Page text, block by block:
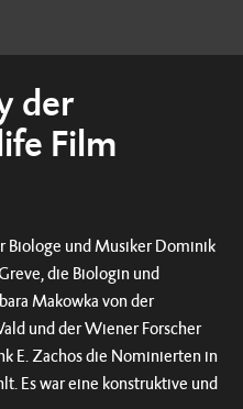
der
Film
Biologe und Musiker Dominik
die Biologin und
Makowka von der
und der Wiener Forscher
E. Zachos die Nominierten in
Es war eine konstruktive und